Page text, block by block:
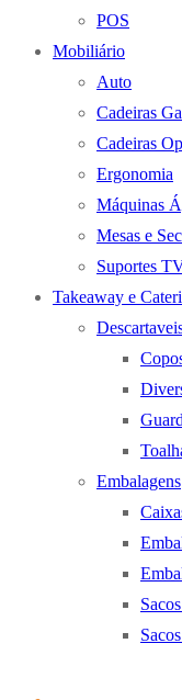
POS
Mobiliário
Auto
Cadeiras
Cadeiras
Ergonomia
Máquinas
Mesas e
Suportes
Takeaway e
Embalagens